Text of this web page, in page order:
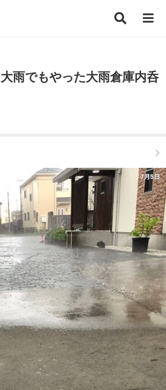
雨でもやった大雨倉庫内呑
7月5日